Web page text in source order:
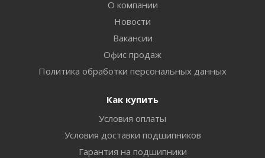
О компании
Новости
Вакансии
Офис продаж
Политика обработки персональных данных
Как купить
Условия оплаты
Условия доставки подшипников
Гарантия на подшипники